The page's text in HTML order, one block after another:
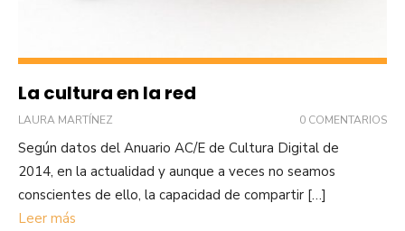
La cultura en la red
LAURA MARTÍNEZ 0 COMENTARIOS
Según datos del Anuario AC/E de Cultura Digital de
2014, en la actualidad y aunque a veces no seamos
conscientes de ello, la capacidad de compartir […]
Leer más